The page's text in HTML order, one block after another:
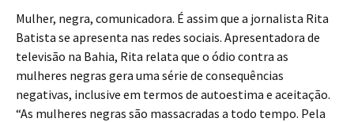
Mulher, negra, comunicadora. É assim que a jornalista Rita
Batista se apresenta nas redes sociais. Apresentadora de
televisão na Bahia, Rita relata que o ódio contra as
mulheres negras gera uma série de consequências
negativas, inclusive em termos de autoestima e aceitação.
“As mulheres negras são massacradas a todo tempo. Pela